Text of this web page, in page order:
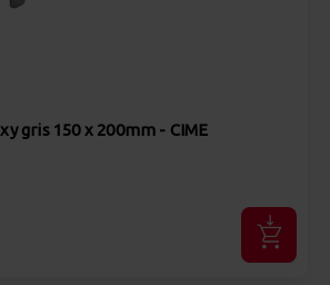
gris 150 x 200mm - CIME